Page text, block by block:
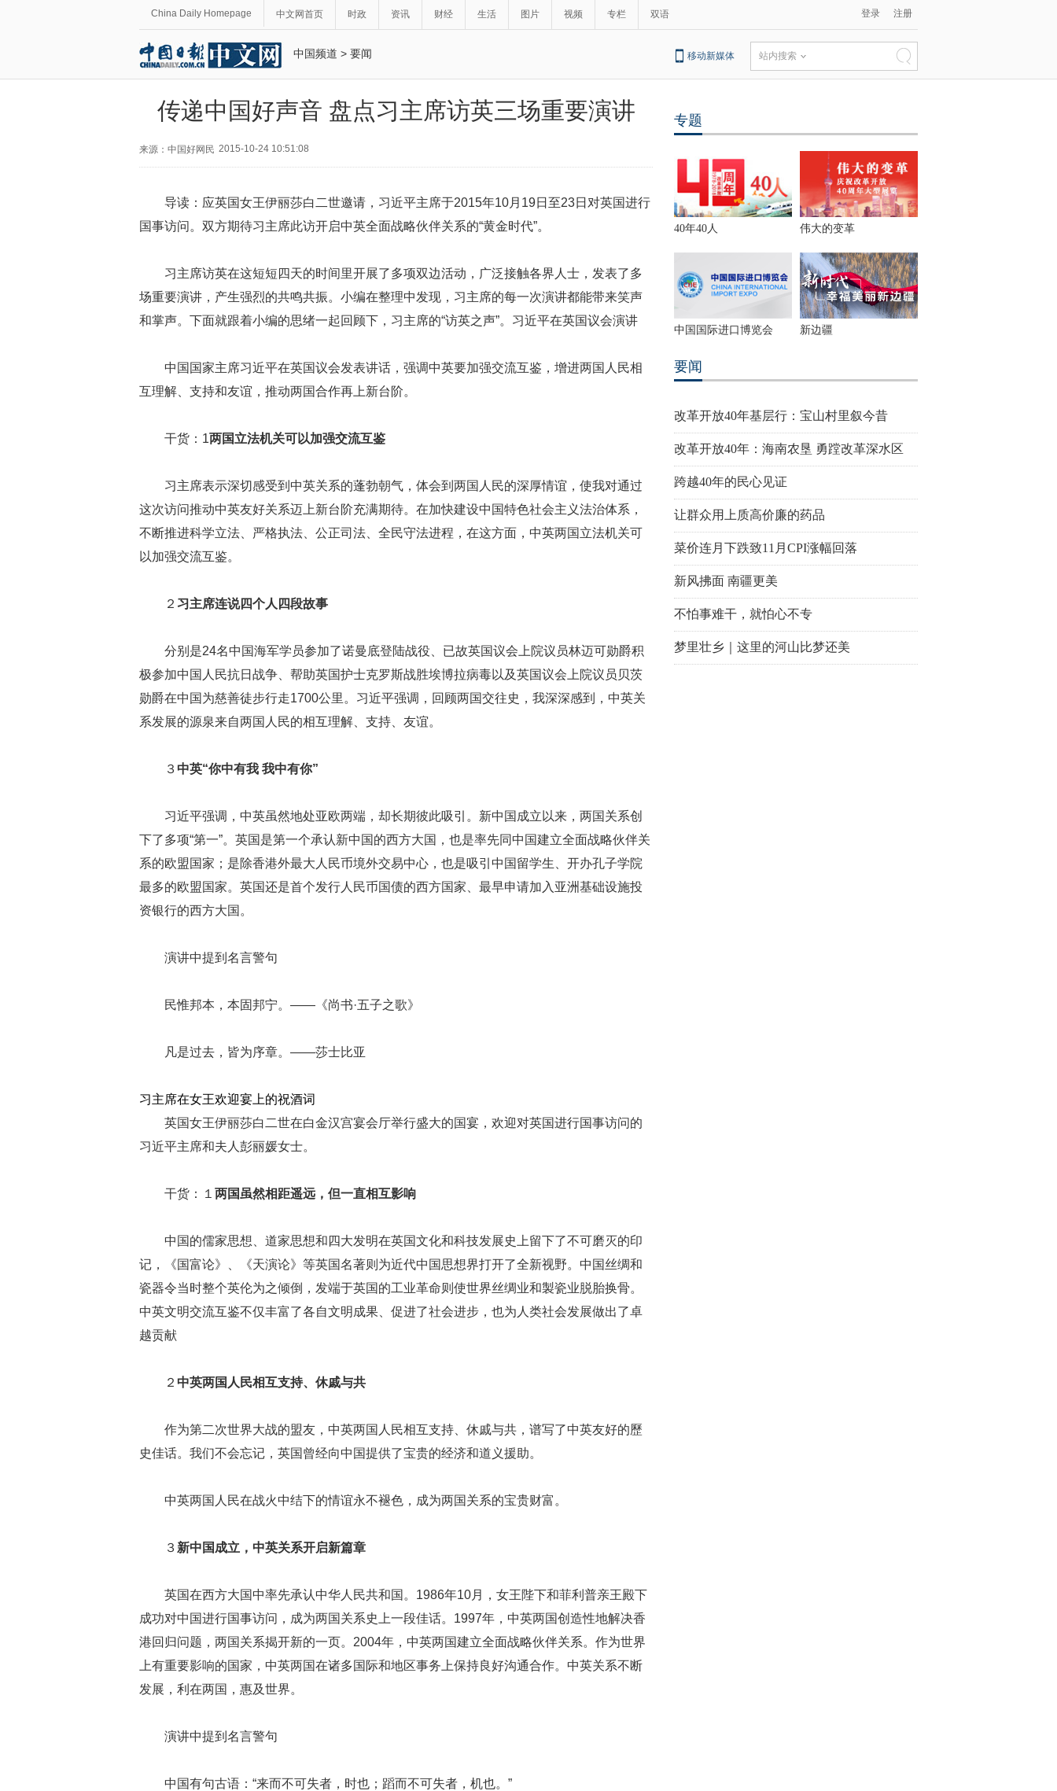
China Daily Homepage 中文网首页 时政 资讯 财经 生活 图片 视频 专栏 双语 登录 注册
中国频道 > 要闻 移动新媒体 站内搜索
传递中国好声音 盘点习主席访英三场重要演讲
来源：中国好网民 2015-10-24 10:51:08
导读：应英国女王伊丽莎白二世邀请，习近平主席于2015年10月19日至23日对英国进行
国事访问。双方期待习主席此访开启中英全面战略伙伴关系的“黄金时代”。
习主席访英在这短短四天的时间里开展了多项双边活动，广泛接触各界人士，发表了多
场重要演讲，产生强烈的共鸣共振。小编在整理中发现，习主席的每一次演讲都能带来笑声
和掌声。下面就跟着小编的思绪一起回顾下，习主席的“访英之声”。习近平在英国议会演讲
中国国家主席习近平在英国议会发表讲话，强调中英要加强交流互鉴，增进两国人民相
互理解、支持和友谊，推动两国合作再上新台阶。
干货：1两国立法机关可以加强交流互鉴
习主席表示深切感受到中英关系的蓬勃朝气，体会到两国人民的深厚情谊，使我对通过
这次访问推动中英友好关系迈上新台阶充满期待。在加快建设中国特色社会主义法治体系，
不断推进科学立法、严格执法、公正司法、全民守法进程，在这方面，中英两国立法机关可
以加强交流互鉴。
２ 习主席连说四个人四段故事
分别是24名中国海军学员参加了诺曼底登陆战役、已故英国议会上院议员林迈可勋爵积
极参加中国人民抗日战争、帮助英国护士克罗斯战胜埃博拉病毒以及英国议会上院议员贝茨
勋爵在中国为慈善徒步行走1700公里。习近平强调，回顾两国交往史，我深深感到，中英关
系发展的源泉来自两国人民的相互理解、支持、友谊。
３ 中英“你中有我 我中有你”
习近平强调，中英虽然地处亚欧两端，却长期彼此吸引。新中国成立以来，两国关系创
下了多项“第一”。英国是第一个承认新中国的西方大国，也是率先同中国建立全面战略伙伴关
系的欧盟国家；是除香港外最大人民币境外交易中心，也是吸引中国留学生、开办孔子学院
最多的欧盟国家。英国还是首个发行人民币国债的西方国家、最早申请加入亚洲基础设施投
资银行的西方大国。
演讲中提到名言警句
民惟邦本，本固邦宁。——《尚书·五子之歌》
凡是过去，皆为序章。——莎士比亚
习主席在女王欢迎宴上的祝酒词
英国女王伊丽莎白二世在白金汉宫宴会厅举行盛大的国宴，欢迎对英国进行国事访问的
习近平主席和夫人彭丽媛女士。
干货：１ 两国虽然相距遥远，但一直相互影响
中国的儒家思想、道家思想和四大发明在英国文化和科技发展史上留下了不可磨灭的印
记，《国富论》、《天演论》等英国名著则为近代中国思想界打开了全新视野。中国丝绸和
瓷器令当时整个英伦为之倾倒，发端于英国的工业革命则使世界丝绸业和製瓷业脱胎换骨。
中英文明交流互鉴不仅丰富了各自文明成果、促进了社会进步，也为人类社会发展做出了卓
越贡献
２ 中英两国人民相互支持、休戚与共
作为第二次世界大战的盟友，中英两国人民相互支持、休戚与共，谱写了中英友好的歷
史佳话。我们不会忘记，英国曾经向中国提供了宝贵的经济和道义援助。
中英两国人民在战火中结下的情谊永不褪色，成为两国关系的宝贵财富。
３ 新中国成立，中英关系开启新篇章
英国在西方大国中率先承认中华人民共和国。1986年10月，女王陛下和菲利普亲王殿下
成功对中国进行国事访问，成为两国关系史上一段佳话。1997年，中英两国创造性地解决香
港回归问题，两国关系揭开新的一页。2004年，中英两国建立全面战略伙伴关系。作为世界
上有重要影响的国家，中英两国在诸多国际和地区事务上保持良好沟通合作。中英关系不断
发展，利在两国，惠及世界。
演讲中提到名言警句
中国有句古语：“来而不可失者，时也；蹈而不可失者，机也。”
专题
40年40人 伟大的变革
中国国际进口博览会 新边疆
要闻
改革开放40年基层行：宝山村里叙今昔
改革开放40年：海南农垦 勇蹚改革深水区
跨越40年的民心见证
让群众用上质高价廉的药品
菜价连月下跌致11月CPI涨幅回落
新风拂面 南疆更美
不怕事难干，就怕心不专
梦里壮乡｜这里的河山比梦还美